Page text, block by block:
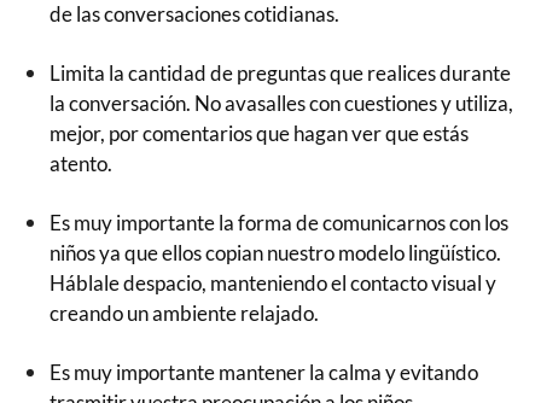
de las conversaciones cotidianas.
Limita la cantidad de preguntas que realices durante
la conversación. No avasalles con cuestiones y utiliza,
mejor, por comentarios que hagan ver que estás
atento.
Es muy importante la forma de comunicarnos con los
niños ya que ellos copian nuestro modelo lingüístico.
Háblale despacio, manteniendo el contacto visual y
creando un ambiente relajado.
Es muy importante mantener la calma y evitando